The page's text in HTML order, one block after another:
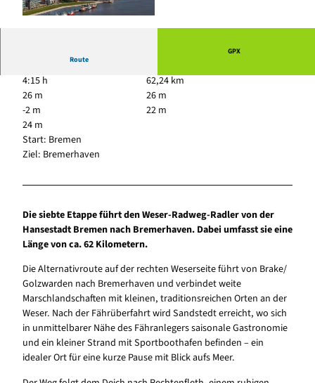
Route
GPX
4:15 h
62,24 km
26 m
26 m
-2 m
22 m
24 m
Start: Bremen
Ziel: Bremerhaven
Die siebte Etappe führt den Weser-Radweg-Radler von der
Hansestadt Bremen nach Bremerhaven. Dabei umfasst sie eine
Länge von ca. 62 Kilometern.
Die Alternativroute auf der rechten Weserseite führt von Brake/
Golzwarden nach Bremerhaven und verbindet weite
Marschlandschaften mit kleinen, traditionsreichen Orten an der
Weser. Nach der Fährüberfahrt wird Sandstedt erreicht, wo sich
in unmittelbarer Nähe des Fähranlegers saisonale Gastronomie
und ein kleiner Strand mit Sportboothafen befinden – ein
idealer Ort für eine kurze Pause mit Blick aufs Meer.